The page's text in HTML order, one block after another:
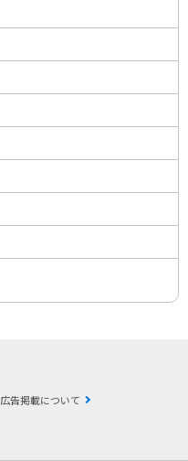
広告掲載について